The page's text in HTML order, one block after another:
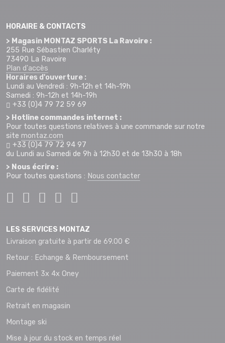
HORAIRE & CONTACTS
> Magasin MONTAZ SPORTS La Ravoire :
255 Rue Sébastien Charléty
73490 La Ravoire
Plan d'accès
Horaires d'ouverture :
Lundi au Vendredi : 9h-12h et 14h-19h
Samedi : 9h-12h et 14h-19h
+33 (0)4 79 72 59 69
> Hotline commandes internet :
Pour toutes questions relatives à une commande sur notre
site montaz.com
+33 (0)4 79 72 94 97
du Lundi au Samedi de 9h à 12h30 et de 13h30 à 18h
> Nous écrire :
Pour toutes questions : Nous contacter
LES SERVICES MONTAZ
Livraison gratuite à partir de 69.00 €
Retour : Echange & Remboursement
Paiement 3x 4x Oney
Carte de fidélité
Retrait en magasin
Montage ski
Mise à jour du stock en temps réel